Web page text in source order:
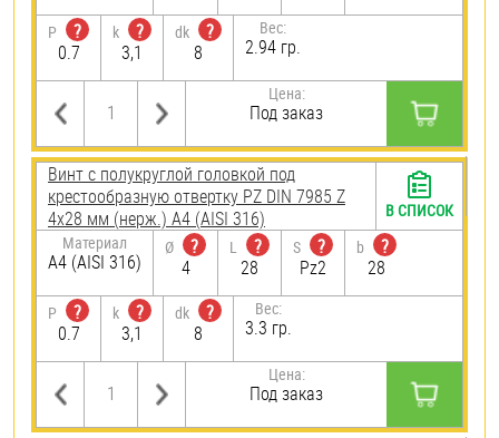
P
?
0.7
k
?
3,1
dk
?
8
Вес:
2.94 гр.
Цена:
Под заказ
Винт с полукруглой головкой под
крестообразную отвертку PZ DIN 7985 Z
4х28 мм (нерж.) A4 (AISI 316)
Материал
A4 (AISI 316)
Ø
?
4
L
?
28
S
?
Pz2
b
?
28
P
?
0.7
k
?
3,1
dk
?
8
Вес:
3.3 гр.
Цена:
Под заказ
В СПИСОК